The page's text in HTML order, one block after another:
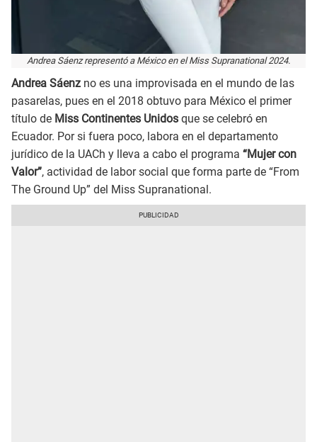
Andrea Sáenz representó a México en el Miss Supranational 2024.
Andrea Sáenz no es una improvisada en el mundo de las
pasarelas, pues en el 2018 obtuvo para México el primer
título de Miss Continentes Unidos que se celebró en
Ecuador. Por si fuera poco, labora en el departamento
jurídico de la UACh y lleva a cabo el programa “Mujer con
Valor”, actividad de labor social que forma parte de “From
The Ground Up” del Miss Supranational.